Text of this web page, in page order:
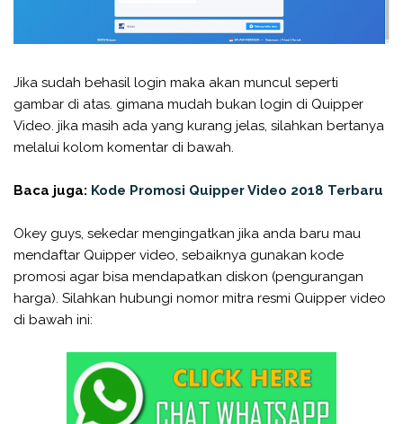
Jika sudah behasil login maka akan muncul seperti
gambar di atas. gimana mudah bukan login di Quipper
Video. jika masih ada yang kurang jelas, silahkan bertanya
melalui kolom komentar di bawah.
Baca juga: Kode Promosi Quipper Video 2018 Terbaru
Okey guys, sekedar mengingatkan jika anda baru mau
mendaftar Quipper video, sebaiknya gunakan kode
promosi agar bisa mendapatkan diskon (pengurangan
harga). Silahkan hubungi nomor mitra resmi Quipper video
di bawah ini: